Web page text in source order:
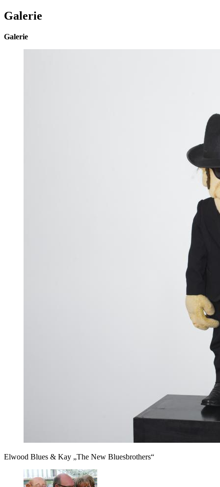
Galerie
Galerie
Elwood Blues & Kay „The New Bluesbrothers“